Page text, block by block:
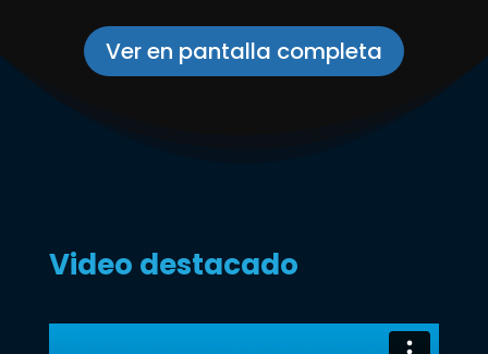
Ver en pantalla completa
Video destacado